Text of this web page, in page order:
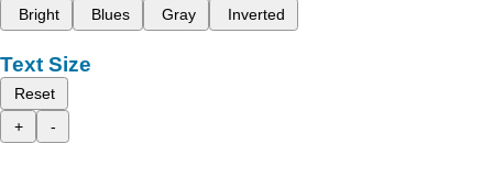
Bright
Blues Gray Inverted
Text Size
Reset
+
-